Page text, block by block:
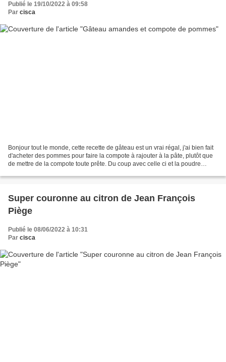
Publié le 19/10/2022 à 09:58
Par cisca
Bonjour tout le monde, cette recette de gâteau est un vrai régal, j'ai bien fait
d'acheter des pommes pour faire la compote à rajouter à la pâte, plutôt que
de mettre de la compote toute prête. Du coup avec celle ci et la poudre
Super couronne au citron de Jean François
Piège
Publié le 08/06/2022 à 10:31
Par cisca